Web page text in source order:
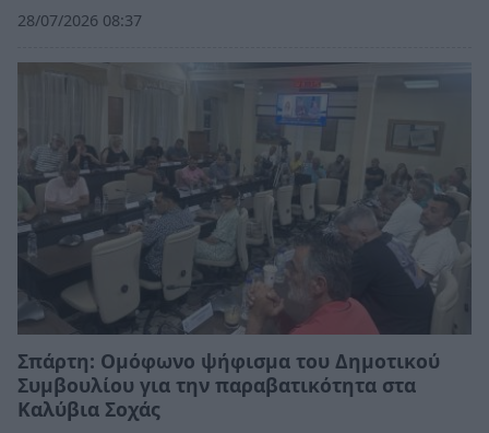
28/07/2026 08:37
Σπάρτη: Ομόφωνο ψήφισμα του Δημοτικού
Συμβουλίου για την παραβατικότητα στα
Καλύβια Σοχάς